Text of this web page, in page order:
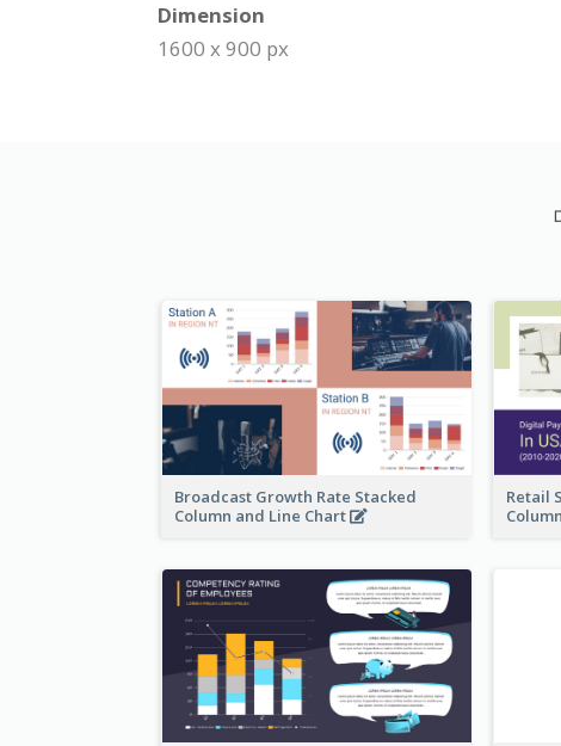
Dimension
1600 x 900 px
Broadcast Growth Rate Stacked
Column and Line Chart
Retail